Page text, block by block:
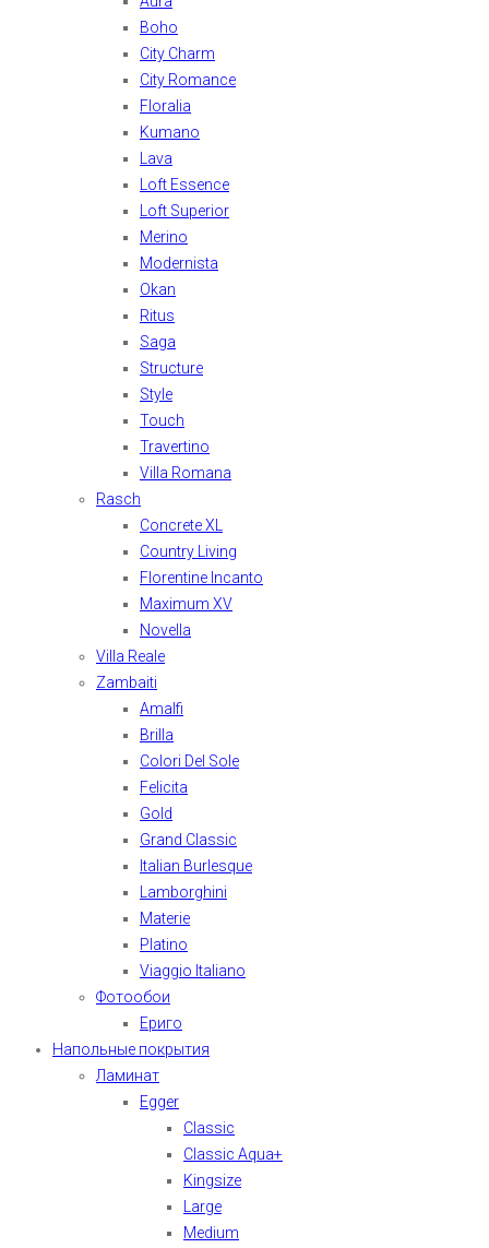
Boho
City Charm
City Romance
Floralia
Kumano
Lava
Loft Essence
Loft Superior
Merino
Modernista
Okan
Ritus
Saga
Structure
Style
Touch
Travertino
Villa Romana
Rasch
Concrete XL
Country Living
Florentine Incanto
Maximum XV
Novella
Villa Reale
Zambaiti
Amalfi
Brilla
Colori Del Sole
Felicita
Gold
Grand Classic
Italian Burlesque
Lamborghini
Materie
Platino
Viaggio Italiano
Фотообои
Ериго
Напольные покрытия
Ламинат
Egger
Classic
Classic Aqua+
Kingsize
Large
Medium